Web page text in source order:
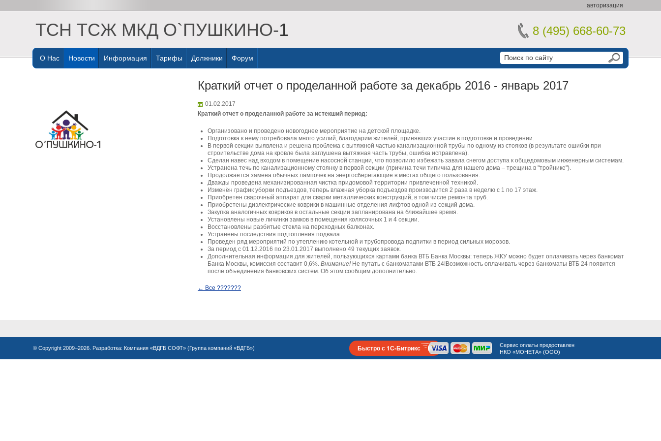
авторизация
ТСН ТСЖ МКД О`ПУШКИНО-1 8 (495) 668-60-73
О Нас Новости Информация Тарифы Должники Форум
Краткий отчет о проделанной работе за декабрь 2016 - январь 2017
01.02.2017
Краткий отчет о проделанной работе за истекший период:
Организовано и проведено новогоднее мероприятие на детской площадке.
Подготовка к нему потребовала много усилий, благодарим жителей, принявших участие в подготовке и проведении.
В первой секции выявлена и решена проблема с вытяжной частью канализационной трубы по одному из стояков (в результате ошибки при
строительстве дома на кровле была заглушена вытяжная часть трубы, ошибка исправлена).
Сделан навес над входом в помещение насосной станции, что позволило избежать завала снегом доступа к общедомовым инженерным системам.
Устранена течь по канализационному стоянку в первой секции (причина течи типична для нашего дома – трещина в "тройнике").
Продолжается замена обычных лампочек на энергосберегающие в местах общего пользования.
Дважды проведена механизированная чистка придомовой территории привлеченной техникой.
Изменён график уборки подъездов, теперь влажная уборка подъездов производится 2 раза в неделю с 1 по 17 этаж.
Приобретен сварочный аппарат для сварки металлических конструкций, в том числе ремонта труб.
Приобретены диэлектрические коврики в машинные отделения лифтов одной из секций дома.
Закупка аналогичных ковриков в остальные секции запланирована на ближайшее время.
Установлены новые личинки замков в помещения колясочных 1 и 4 секции.
Восстановлены разбитые стекла на переходных балконах.
Устранены последствия подтопления подвала.
Проведен ряд мероприятий по утеплению котельной и трубопровода подпитки в период сильных морозов.
За период с 01.12.2016 по 23.01.2017 выполнено 49 текущих заявок.
Дополнительная информация для жителей, пользующихся картами банка ВТБ Банка Москвы: теперь ЖКУ можно будет оплачивать через банкомат
Банка Москвы, комиссия составит 0,6%. Внимание! Не путать с банкоматами ВТБ 24!Возможность оплачивать через банкоматы ВТБ 24 появится
после объединения банковских систем. Об этом сообщим дополнительно.
← Все ???????
© Copyright 2009–2026. Разработка: Компания «ВДГБ СОФТ» (Группа компаний «ВДГБ») Быстро с 1С-Битрикс
Сервис оплаты предоставлен
НКО «МОНЕТА» (ООО)